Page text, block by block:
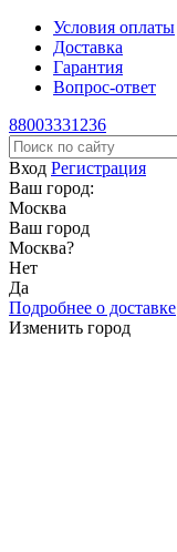
Условия оплаты
Доставка
Гарантия
Вопрос-ответ
88003331236
Вход Регистрация
Ваш город:
Москва
Ваш город
Москва?
Нет
Да
Подробнее о доставке
Изменить город